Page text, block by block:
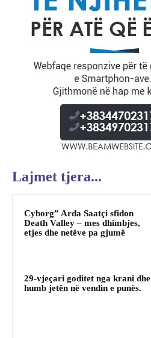
Lajmet tjera...
Cyborg” Arda Saatçi sfidon
Death Valley – mes dhimbjes,
etjes dhe netëve pa gjumë
29-vjeçari goditet nga krani dhe
humb jetën në vendin e punës.